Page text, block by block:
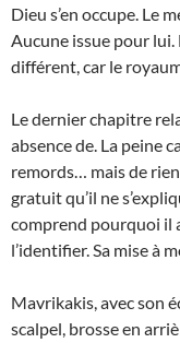
Dieu s’en occupe. Le
Aucune issue pour
différent, car le
Le dernier chapitre
absence de. La peine
remords… mais de
gratuit qu’il ne
comprend pourquoi il
l’identifier. Sa mise à
Mavrikakis, avec son
scalpel, brosse en